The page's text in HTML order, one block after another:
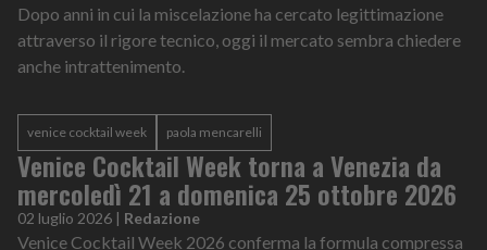
Dopo anni in cui la miscelazione ha cercato legittimazione
attraverso il rigore tecnico, oggi il mercato sembra chiedere
anche intrattenimento.
venice cocktail week paola mencarelli
Venice Cocktail Week torna a Venezia da
mercoledì 21 a domenica 25 ottobre 2026
02 luglio 2026 | Redazione
Venice Cocktail Week 2026 conferma la formula compressa